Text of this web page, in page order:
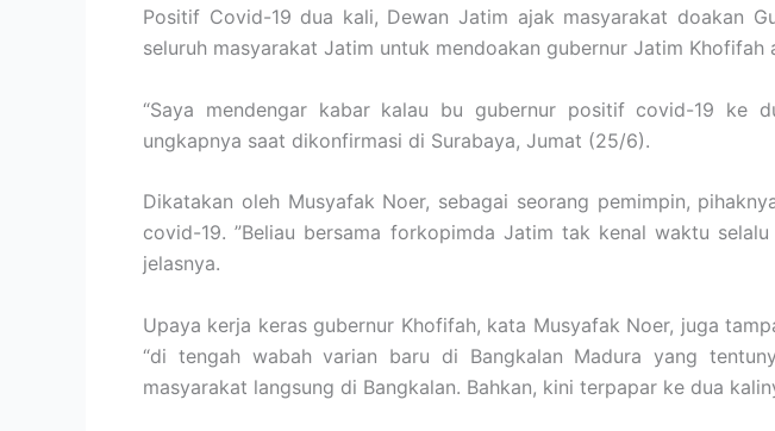
Positif Covid-19 dua kali, Dewan Jatim ajak masyarakat doakan
seluruh masyarakat Jatim untuk mendoakan gubernur Jatim Khofifah
“Saya mendengar kabar kalau bu gubernur positif covid-19 ke
ungkapnya saat dikonfirmasi di Surabaya, Jumat (25/6).
Dikatakan oleh Musyafak Noer, sebagai seorang pemimpin,
covid-19. ”Beliau bersama forkopimda Jatim tak kenal waktu
jelasnya.
Upaya kerja keras gubernur Khofifah, kata Musyafak Noer, juga
“di tengah wabah varian baru di Bangkalan Madura yang
masyarakat langsung di Bangkalan. Bahkan, kini terpapar ke dua